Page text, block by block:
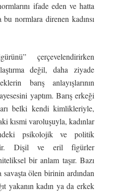
ifade eden ve hatta
normlara direnen kadınsı
çerçevelendirirken
değil, daha ziyade
barış anlayışlarının
yaptım. Barış erkeği
belki kendi kimlikleriyle,
kısmi varoluşuyla, kadınlar
psikolojik ve politik
Dişil ve eril figürler
bir anlam taşır. Bazı
savaşta ölen birinin ardından
yakanın kadın ya da erkek